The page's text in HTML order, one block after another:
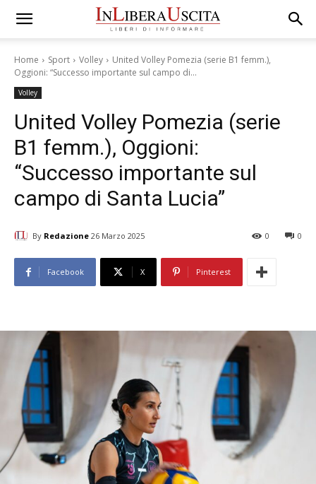
Home Sport Volley
United Volley Pomezia (serie B1 femm.),
Oggioni: “Successo importante sul campo di...
Volley
United Volley Pomezia (serie
B1 femm.), Oggioni:
“Successo importante sul
campo di Santa Lucia”
By Redazione 26 Marzo 2025 0
0
Facebook X Pinterest